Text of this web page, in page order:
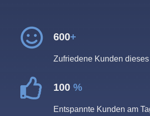
600+
Zufriedene Kunden
100 %
Entspannte Kunden am